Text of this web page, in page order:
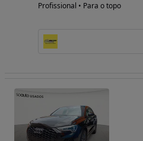
Profissional • Para o topo